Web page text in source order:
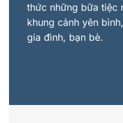
thức những bữa tiệc
khung cảnh yên
gia đình, bạn bè.